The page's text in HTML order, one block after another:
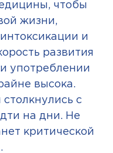
чтобы
жизни,
и
развития
употреблении
высока.
с
на дни. Не
критической